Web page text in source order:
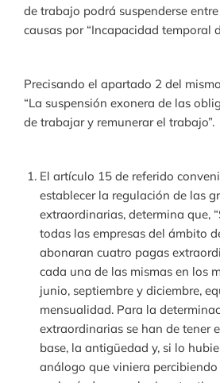
de trabajo podrá suspenderse
causas por “Incapacidad temporal
Precisando el apartado 2 del
“La suspensión exonera de las
de trabajar y remunerar el trabajo”.
El artículo 15 de referido
establecer la regulación de las
extraordinarias, determina que,
todas las empresas del ámbito
abonaran cuatro pagas
cada una de las mismas en los
junio, septiembre y diciembre,
mensualidad. Para la
extraordinarias se han de tener
base, la antigüedad y, si lo
análogo que viniera